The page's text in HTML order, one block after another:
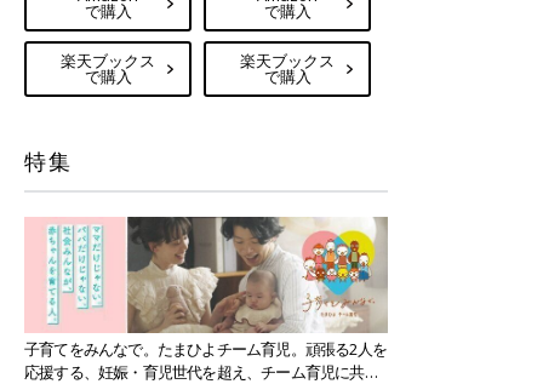
で購入
楽天ブックス
で購入
で購入
楽天ブックス
で購入
特集
子育てをみんなで。たまひよチーム育児。頑張る2人を
応援する、妊娠・育児世代を超え、チーム育児に共感